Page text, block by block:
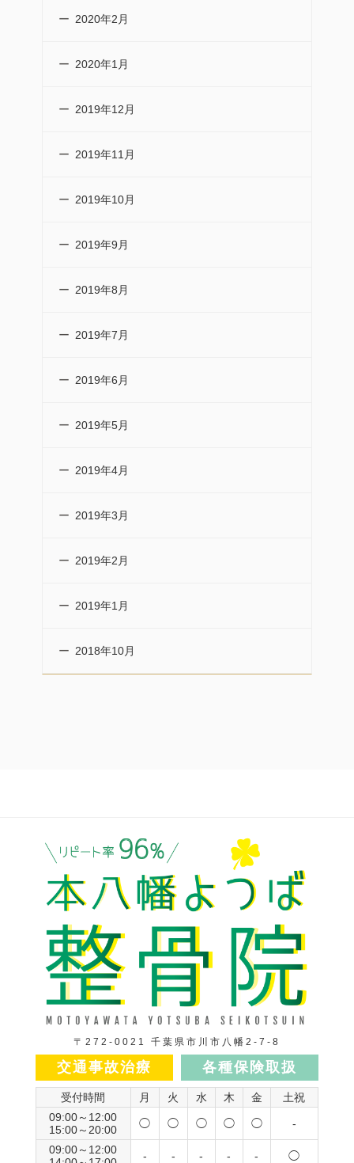
2020年2月
2020年1月
2019年12月
2019年11月
2019年10月
2019年9月
2019年8月
2019年7月
2019年6月
2019年5月
2019年4月
2019年3月
2019年2月
2019年1月
2018年10月
〒272-0021 千葉県市川市八幡2-7-8
交通事故治療 各種保険取扱
受付時間 月 火 水 木 金
土祝
09:00～12:00
15:00～20:00
◯ ◯ ◯ ◯ ◯ -
09:00～12:00
- - - - - ◯